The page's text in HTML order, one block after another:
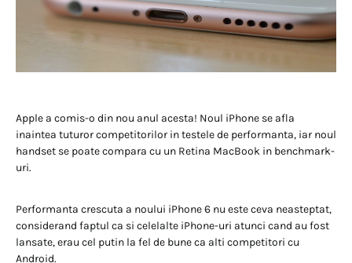
Apple a comis-o din nou anul acesta! Noul iPhone se afla
inaintea tuturor competitorilor in testele de performanta, iar noul
handset se poate compara cu un Retina MacBook in benchmark-
uri.
Performanta crescuta a noului iPhone 6 nu este ceva neasteptat,
considerand faptul ca si celelalte iPhone-uri atunci cand au fost
lansate, erau cel putin la fel de bune ca alti competitori cu
Android.